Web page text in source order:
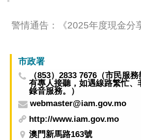
警情通告：《2025年度現金分
市政署
（853）2833 7676（市民服
有專人接聽，如遇線路繁忙、
錄音服務。）
webmaster@iam.gov.mo
http://www.iam.gov.mo
澳門新馬路163號